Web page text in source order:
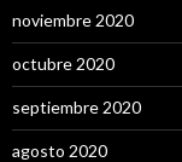
noviembre 2020
octubre 2020
septiembre 2020
agosto 2020